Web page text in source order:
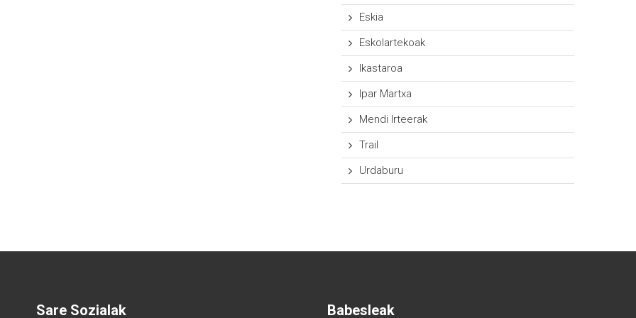
Eskia
Eskolartekoak
Ikastaroa
Ipar Martxa
Mendi Irteerak
Trail
Urdaburu
Sare Sozialak Babesleak